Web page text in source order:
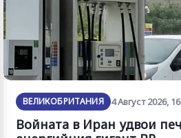
ВЕЛИКОБРИТАНИЯ 4 Август 2026,
Войната в Иран удвои